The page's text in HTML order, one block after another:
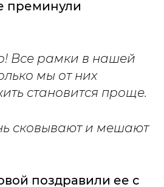
преминули
Все рамки в нашей
мы от них
становится проще.
сковывают и мешают
поздравили ее с